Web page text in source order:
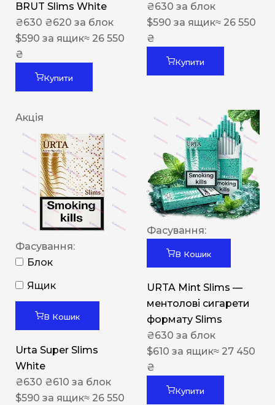
BRUT Slims White
₴630 ₴620 за блок
$590 за ящик≈ 26 550
₴
Купити
₴630 за блок
$590 за ящик≈ 26 550
₴
Купити
Акція
Фасування:
Блок
Ящик
В Кошик
Urta Super Slims
White
₴630 ₴610 за блок
$590 за ящик≈ 26 550
Фасування:
В Кошик
URTA Mint Slims —
ментолові сигарети
формату Slims
₴630 за блок
$610 за ящик≈ 27 450
₴
Купити